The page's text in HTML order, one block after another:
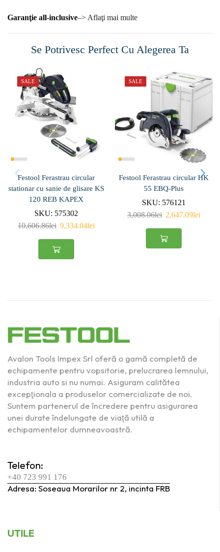
Garanţie all-inclusive–> Aflaţi mai multe
Se Potrivesc Perfect Cu Alegerea Ta
SALE
Festool Ferastrau circular
stationar cu sanie de glisare KS
120 REB KAPEX
SKU: 575302
10,606.86lei 9,334.04lei
SALE
Festool Ferastrau circular HK
55 EBQ-Plus
SKU: 576121
3,008.06lei 2,647.09lei
Avalon Tools Impex Srl oferă o gamă completă de
echipamente pentru vopsitorie, prelucrarea lemnului,
industria auto si nu numai. Asiguram calitătea
excepţionala a produselor comercializate de noi.
Suntem partenerul de încredere pentru asigurarea
unei durate îndelungate de viaţă utilă a
echipamentelor dumneavoastră.
Telefon:
+40 723 991 176
Adresa: Soseaua Morarilor nr 2, incinta FRB
UTILE